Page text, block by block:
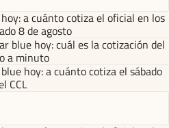
a cuánto cotiza el oficial en los
8 de agosto
blue hoy: cuál es la cotización del
a minuto
hoy: a cuánto cotiza el sábado
CCL